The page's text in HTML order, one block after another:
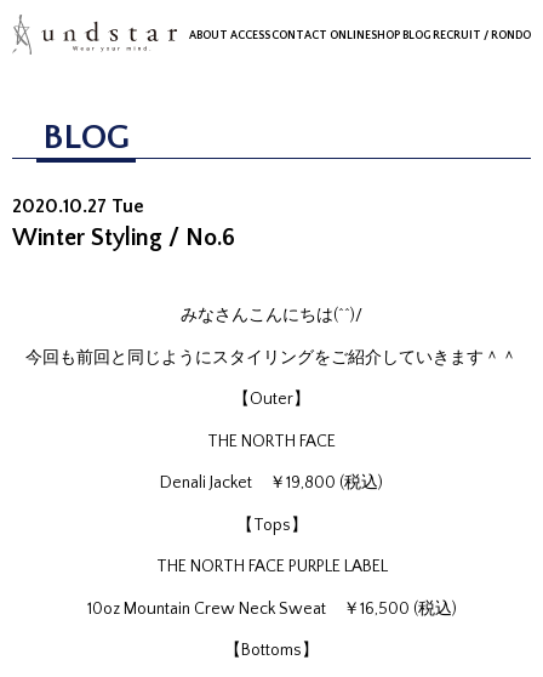
ABOUT ACCESSCONTACT ONLINESHOP BLOG RECRUIT / RONDO
BLOG
2020.10.27 Tue
Winter Styling / No.6
みなさんこんにちは(^^)/
今回も前回と同じようにスタイリングをご紹介していきます＾＾
【Outer】
THE NORTH FACE
Denali Jacket ￥19,800 (税込)
【Tops】
THE NORTH FACE PURPLE LABEL
10oz Mountain Crew Neck Sweat ￥16,500 (税込)
【Bottoms】